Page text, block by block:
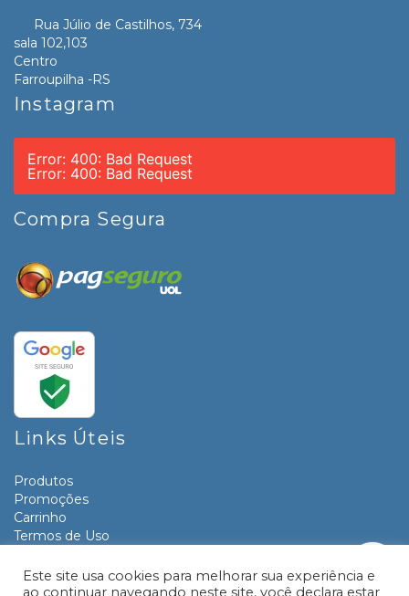
Rua Júlio de Castilhos, 734
sala 102,103
Centro
Farroupilha -RS
Instagram
Error: 400: Bad Request
Error: 400: Bad Request
Compra Segura
Links Úteis
Produtos
Promoções
Carrinho
Termos de Uso
Contato
Este site usa cookies para melhorar sua experiência e
ao continuar navegando neste site, você declara estar